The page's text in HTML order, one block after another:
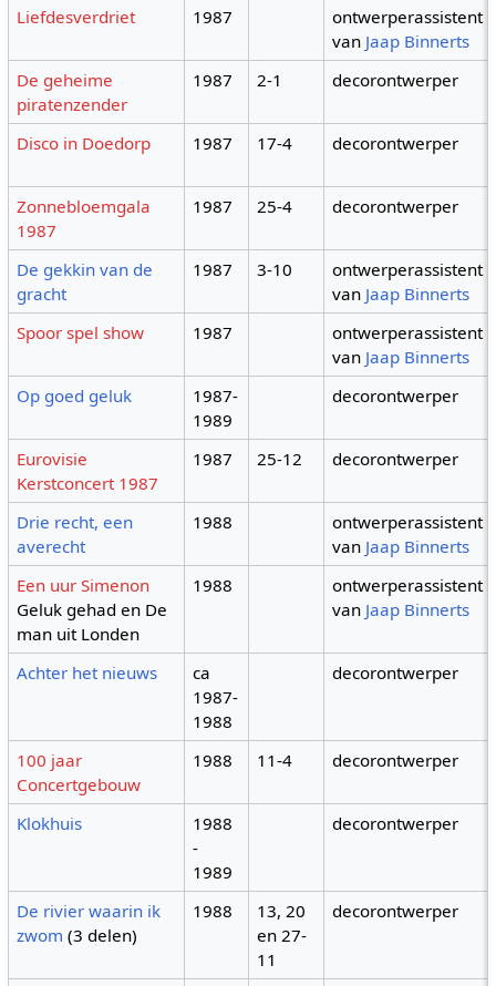
Liefdesverdriet
1987
ontwerperassistent
van Jaap Binnerts
De geheime
piratenzender
1987 2-1 decorontwerper
Disco in Doedorp 1987 17-4 decorontwerper
Zonnebloemgala
1987
1987 25-4 decorontwerper
De gekkin van de
gracht
1987 3-10
ontwerperassistent
van Jaap Binnerts
Spoor spel show
1987
ontwerperassistent
van Jaap Binnerts
Op goed geluk
1987-
1989
decorontwerper
Eurovisie
Kerstconcert 1987
1987 25-12 decorontwerper
Drie recht, een
averecht
1988
ontwerperassistent
van Jaap Binnerts
Een uur Simenon
Geluk gehad en De
man uit Londen
1988
ontwerperassistent
van Jaap Binnerts
Achter het nieuws
ca
1987-
1988
decorontwerper
100 jaar
Concertgebouw
1988 11-4 decorontwerper
Klokhuis
1988
-
1989
decorontwerper
De rivier waarin ik
zwom (3 delen)
1988
13, 20
en 27-
11
decorontwerper